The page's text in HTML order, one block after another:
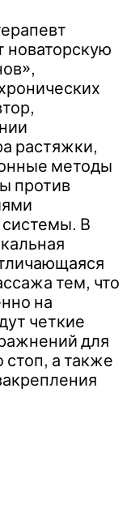
новаторскую
растяжки,
методы
против
В
тем, что
на
четкие
для
а также